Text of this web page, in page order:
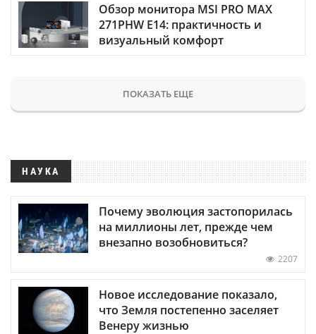
Обзор монитора MSI PRO MAX
271PHW E14: практичность и
визуальный комфорт
ПОКАЗАТЬ ЕЩЕ
НАУКА
Почему эволюция застопорилась
на миллионы лет, прежде чем
внезапно возобновиться?
2207
Новое исследование показало,
что Земля постепенно заселяет
Венеру жизнью